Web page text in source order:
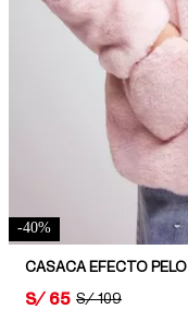
-40%
CASACA EFECTO PELO
ORIGINAL PRICE:
S/ 109
PRICE:
S/ 65